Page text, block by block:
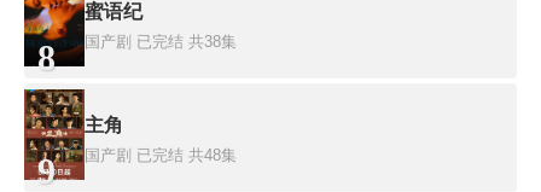
8
蜜语纪
国产剧 已完结 共38集
9
主角
国产剧 已完结 共48集